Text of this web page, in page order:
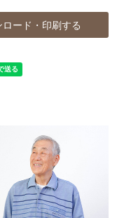
ード・印刷する